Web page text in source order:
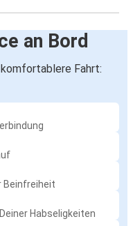
an Bord
Fahrt:
Beinfreiheit
Habseligkeiten